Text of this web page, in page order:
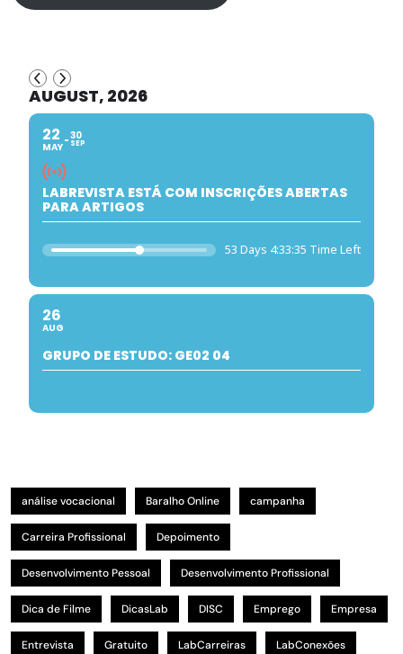
AUGUST, 2026
22
MAY
30
SEP
LABREVISTA ESTÁ COM INSCRIÇÕES ABERTAS
PARA ARTIGOS
53 Days 4:33:35 Time Left
26
AUG
GRUPO DE ESTUDO: GE02 04
análise vocacional Baralho Online campanha
Carreira Profissional Depoimento
Desenvolvimento Pessoal Desenvolvimento Profissional
Dica de Filme DicasLab DISC Emprego Empresa
Entrevista Gratuito LabCarreiras LabConexões